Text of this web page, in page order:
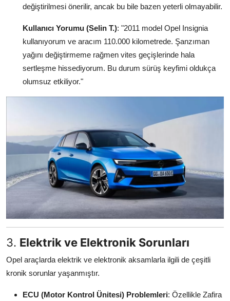
değiştirilmesi önerilir, ancak bu bile bazen yeterli olmayabilir.
Kullanıcı Yorumu (Selin T.): "2011 model Opel Insignia
kullanıyorum ve aracım 110.000 kilometrede. Şanzıman
yağını değiştirmeme rağmen vites geçişlerinde hala
sertleşme hissediyorum. Bu durum sürüş keyfimi oldukça
olumsuz etkiliyor."
3. Elektrik ve Elektronik Sorunları
Opel araçlarda elektrik ve elektronik aksamlarla ilgili de çeşitli
kronik sorunlar yaşanmıştır.
ECU (Motor Kontrol Ünitesi) Problemleri: Özellikle Zafira